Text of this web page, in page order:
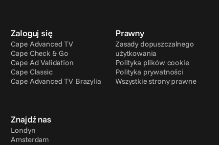
Zaloguj się
Cape Advanced TV
Cape Check & Go
Cape Ad Validation
Cape Classic
Cape Advanced TV Brazylia
Prawny
Zasady dopuszczalnego
użytkowania
Polityka plików cookie
Polityka prywatności
Wszystkie strony prawne
Znajdź nas
Londyn
Amsterdam